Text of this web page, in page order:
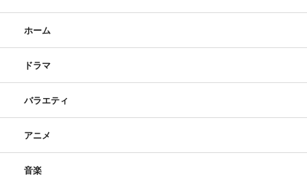
ホーム
ドラマ
バラエティ
アニメ
音楽